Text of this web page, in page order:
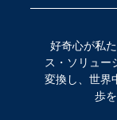
好奇心が私
ス・ソリュー
変換し、世界
歩